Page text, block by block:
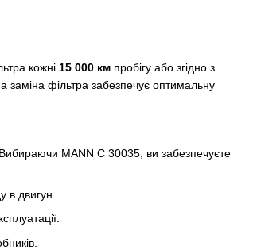
кожні 15 000 км пробігу або згідно з
заміна фільтра забезпечує оптимальну
Вибираючи MANN C 30035, ви забезпечуєте
в двигун.